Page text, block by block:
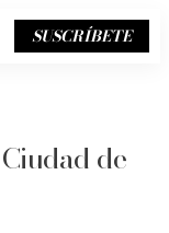
SUSCRÍBETE
de